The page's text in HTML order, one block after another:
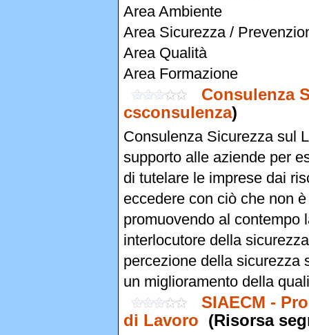
Area Ambiente
Area Sicurezza /
Area Qualità
Area Formazione
Consulenza
csconsulenza)
Consulenza Sicurezza sul
supporto alle aziende per
di tutelare le imprese dai
eccedere con ciò che non
promuovendo al contempo
interlocutore della
percezione della sicurezza
un miglioramento della
SIAECM -
di Lavoro
(Risorsa